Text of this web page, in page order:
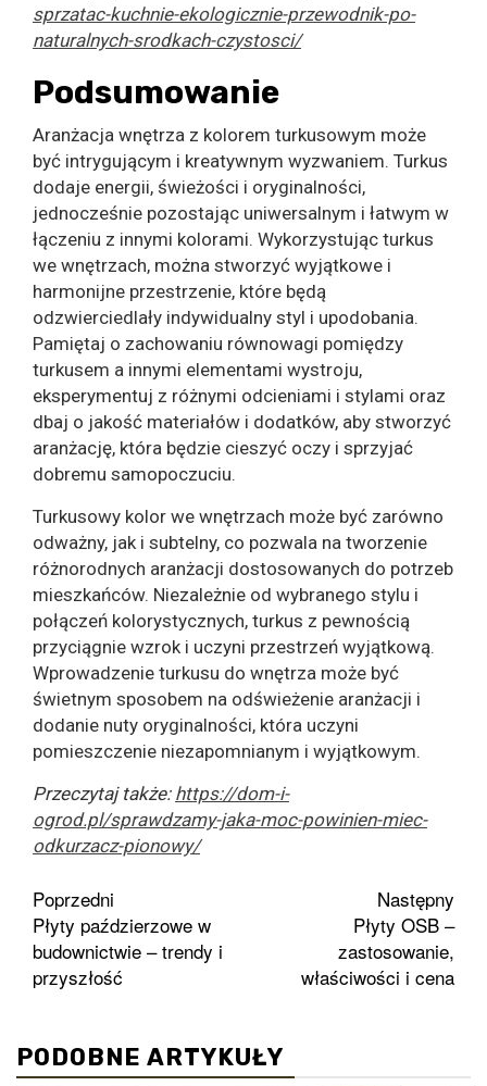
sprzatac-kuchnie-ekologicznie-przewodnik-po-
naturalnych-srodkach-czystosci/
Podsumowanie
Aranżacja wnętrza z kolorem turkusowym może
być intrygującym i kreatywnym wyzwaniem. Turkus
dodaje energii, świeżości i oryginalności,
jednocześnie pozostając uniwersalnym i łatwym w
łączeniu z innymi kolorami. Wykorzystując turkus
we wnętrzach, można stworzyć wyjątkowe i
harmonijne przestrzenie, które będą
odzwierciedlały indywidualny styl i upodobania.
Pamiętaj o zachowaniu równowagi pomiędzy
turkusem a innymi elementami wystroju,
eksperymentuj z różnymi odcieniami i stylami oraz
dbaj o jakość materiałów i dodatków, aby stworzyć
aranżację, która będzie cieszyć oczy i sprzyjać
dobremu samopoczuciu.
Turkusowy kolor we wnętrzach może być zarówno
odważny, jak i subtelny, co pozwala na tworzenie
różnorodnych aranżacji dostosowanych do potrzeb
mieszkańców. Niezależnie od wybranego stylu i
połączeń kolorystycznych, turkus z pewnością
przyciągnie wzrok i uczyni przestrzeń wyjątkową.
Wprowadzenie turkusu do wnętrza może być
świetnym sposobem na odświeżenie aranżacji i
dodanie nuty oryginalności, która uczyni
pomieszczenie niezapomnianym i wyjątkowym.
Przeczytaj także: https://dom-i-
ogrod.pl/sprawdzamy-jaka-moc-powinien-miec-
odkurzacz-pionowy/
Zobacz
wpisy
Poprzedni
Płyty paździerzowe w
budownictwie – trendy i
przyszłość
Następny
Płyty OSB –
zastosowanie,
właściwości i cena
PODOBNE ARTYKUŁY